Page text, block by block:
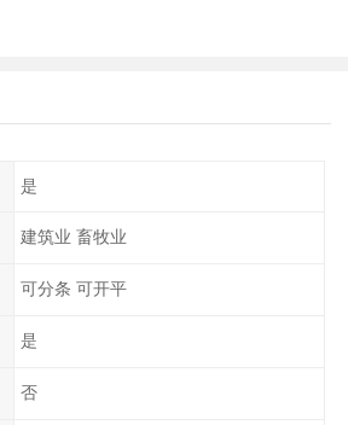
是
建筑业 畜牧业
可分条 可开平
是
否